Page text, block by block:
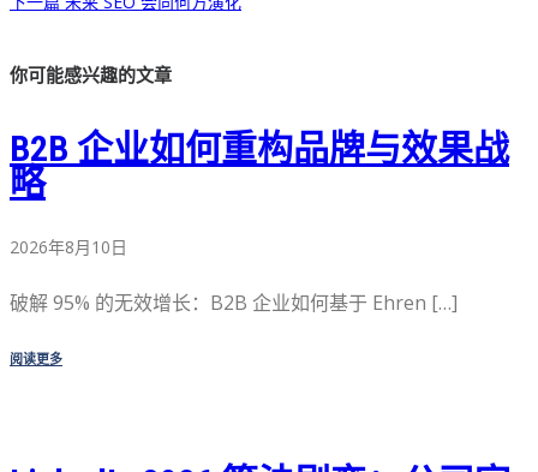
你可能感兴趣的文章
B2B 企业如何重构品牌与效果战
略
2026年8月10日
破解 95% 的无效增长：B2B 企业如何基于 Ehren […]
阅读更多